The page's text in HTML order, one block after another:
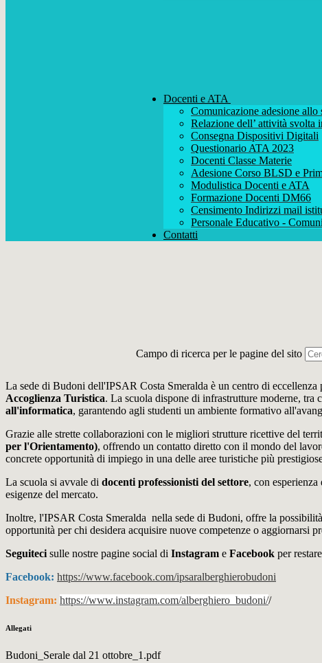
Docenti e ATA
Comunicazione adesione allo
Relazione dell’ attività svolta
Consegna Dispositivi Digitali
Questionario ATA 2023
Docenti Classe Materie
Adesione Corso BLSD e
Modulistica Docenti e ATA
Formazione Docenti DM66
Censimento Indirizzi mail
Personale Educativo -
Contatti
Campo di ricerca per le pagine del sito
La sede di Budoni dell'IPSAR Costa Smeralda è un centro di
Accoglienza Turistica. La scuola dispone di infrastrutture moderne, tra
all'informatica, garantendo agli studenti un ambiente formativo
Grazie alle strette collaborazioni con le migliori strutture ricettive del
per l'Orientamento), offrendo un contatto diretto con il mondo del
concrete opportunità di impiego in una delle aree turistiche più
La scuola si avvale di docenti professionisti del settore, con
esigenze del mercato.
Inoltre, l'IPSAR Costa Smeralda nella sede di Budoni, offre la
opportunità per chi desidera acquisire nuove competenze o aggiornarsi
Seguiteci sulle nostre pagine social di Instagram e Facebook per
Facebook: https://www.facebook.com/ipsaralberghierobudoni
Instagram: https://www.instagram.com/alberghiero_budoni//
Allegati
Budoni_Serale dal 21 ottobre_1.pdf